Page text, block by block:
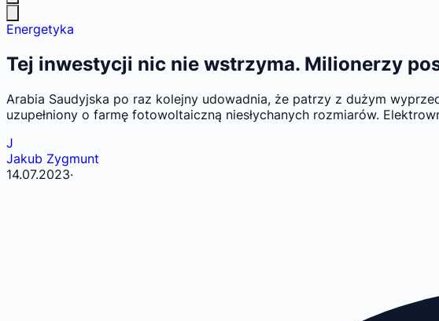
Energetyka
Tej inwestycji nic nie wstrzyma. Milionerzy
Arabia Saudyjska po raz kolejny udowadnia, że patrzy z dużym
uzupełniony o farmę fotowoltaiczną niesłychanych rozmiarów.
J
Jakub Zygmunt
14.07.2023·